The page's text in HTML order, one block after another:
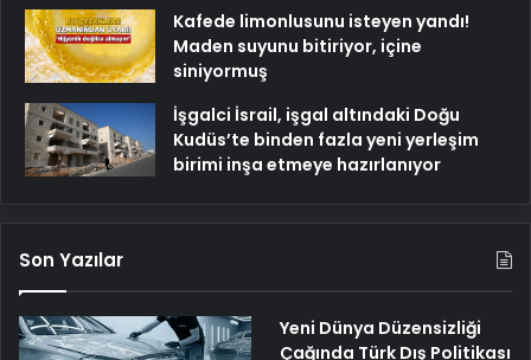
Kafede limonlusunu isteyen yandı!
Maden suyunu bitiriyor, içine
siniyormuş
İşgalci İsrail, işgal altındaki Doğu
Kudüs’te binden fazla yeni yerleşim
birimi inşa etmeye hazırlanıyor
Son Yazılar
Yeni Dünya Düzensizliği
Çağında Türk Dış Politikası